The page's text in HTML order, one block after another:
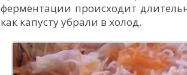
ферментации происходит
как капусту убрали в холод.